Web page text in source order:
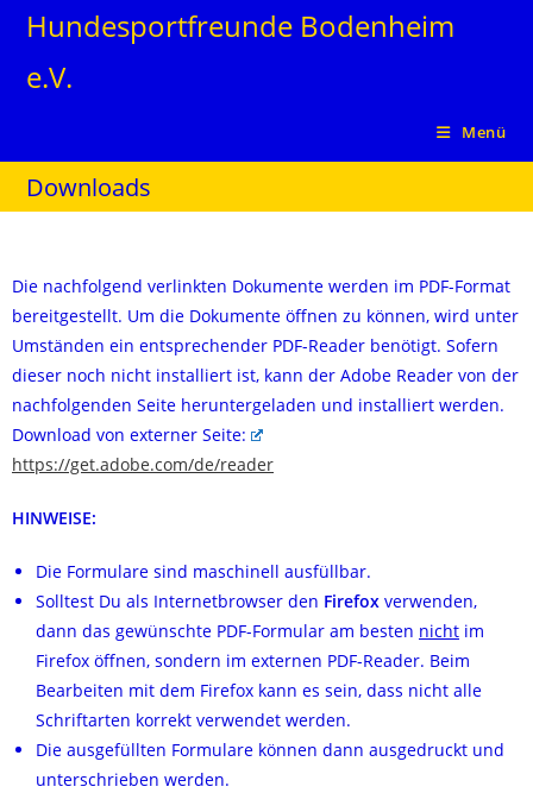
Hundesportfreunde Bodenheim
e.V.
Menü
Downloads
Die nachfolgend verlinkten Dokumente werden im PDF-Format
bereitgestellt. Um die Dokumente öffnen zu können, wird unter
Umständen ein entsprechender PDF-Reader benötigt. Sofern
dieser noch nicht installiert ist, kann der Adobe Reader von der
nachfolgenden Seite heruntergeladen und installiert werden.
Download von externer Seite:
https://get.adobe.com/de/reader
HINWEISE:
Die Formulare sind maschinell ausfüllbar.
Solltest Du als Internetbrowser den Firefox verwenden,
dann das gewünschte PDF-Formular am besten nicht im
Firefox öffnen, sondern im externen PDF-Reader. Beim
Bearbeiten mit dem Firefox kann es sein, dass nicht alle
Schriftarten korrekt verwendet werden.
Die ausgefüllten Formulare können dann ausgedruckt und
unterschrieben werden.